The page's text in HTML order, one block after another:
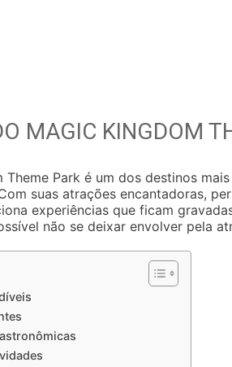
MAGIC KINGDOM
Theme Park é um dos destinos
suas atrações encantadoras,
experiências que ficam
não se deixar envolver pela